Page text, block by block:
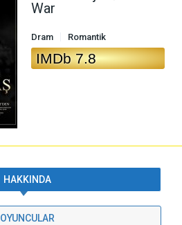
War
IMDb 7.8
Dram Romantik
HAKKINDA
OYUNCULAR